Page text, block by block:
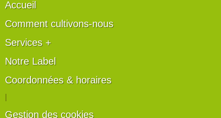
Accueil
Comment cultivons-nous
Services +
Notre Label
Coordonnées & horaires
Gestion des cookies